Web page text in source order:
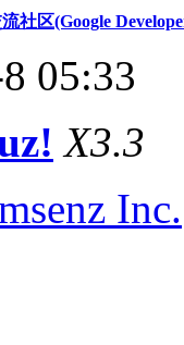
社区(Google
05:33
X3.3
Inc.